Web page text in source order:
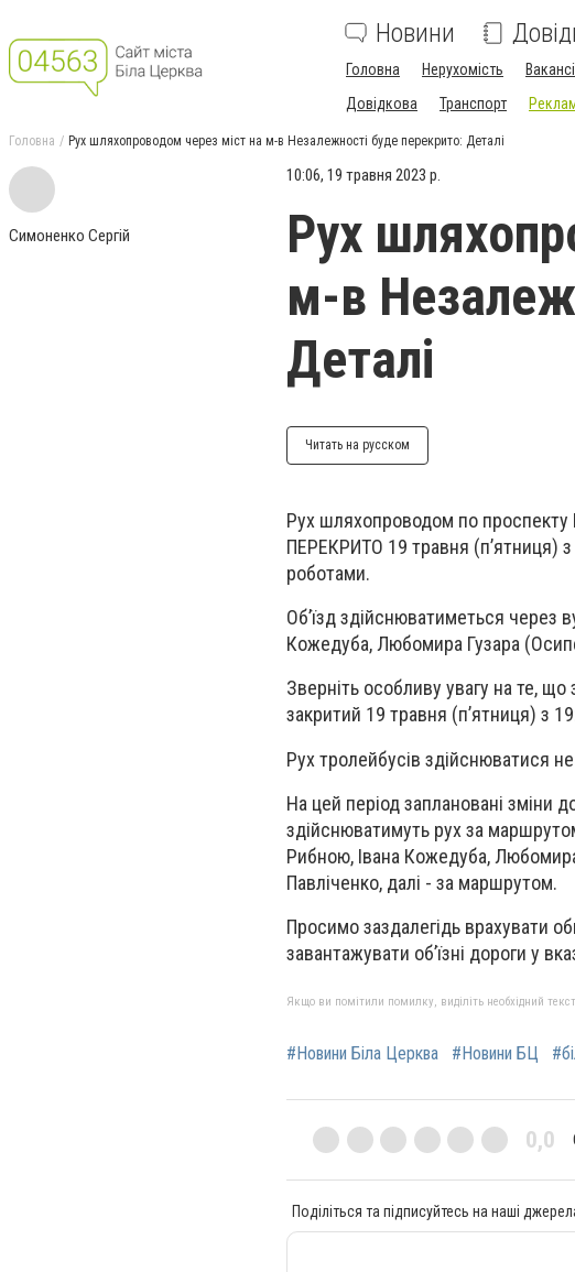
Новини
Головна Нерухомість
Довідкова
Транспорт
Головна Рух шляхопроводом через міст на м-в Незалежності буде перекрито: Деталі
Симоненко Сергій
10:06, 19 травня 2023 р.
Рух
м-в
Деталі
Читать на русском
Рух шляхопроводом по
ПЕРЕКРИТО 19 травня (п’ятниця)
роботами.
Об’їзд здійснюватиметься через
Кожедуба, Любомира Гузара
Зверніть особливу увагу на те,
закритий 19 травня (п’ятниця) з
Рух тролейбусів здійснюватися
На цей період заплановані зміни
здійснюватимуть рух за
Рибною, Івана Кожедуба,
Павліченко, далі - за маршрутом.
Просимо заздалегідь врахувати
завантажувати об’їзні дороги у
Якщо ви помітили помилку, виділіть необхідний
#Новини Біла Церква #Новини БЦ
0,0
Поділіться та підписуйтесь на наші